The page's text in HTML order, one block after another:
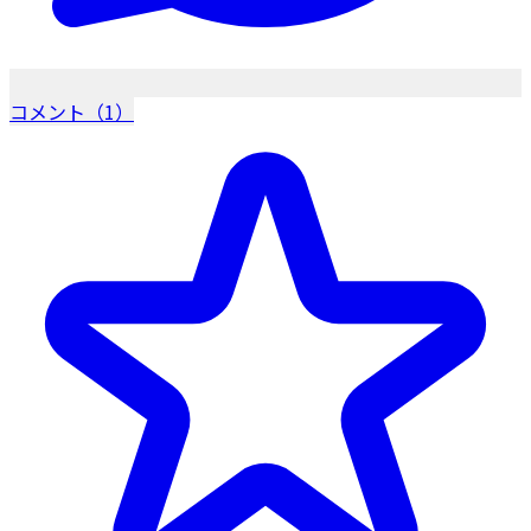
コメント（1）